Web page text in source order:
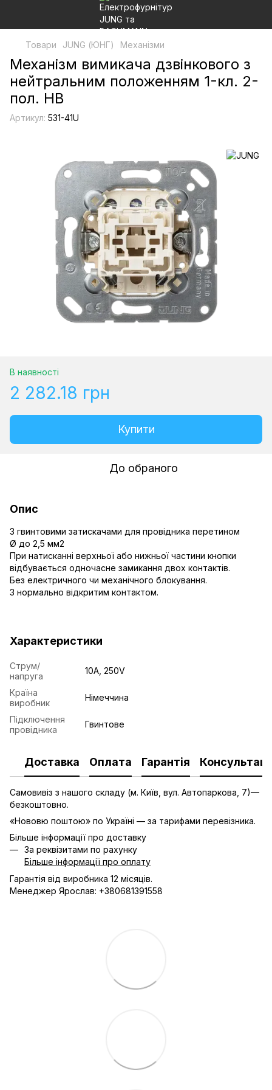
Товари JUNG (ЮНГ) Механізми
Механізм вимикача дзвінкового з
нейтральним положенням 1-кл. 2-
пол. НВ
Артикул: 531-41U
В наявності
2 282.18 грн
Купити
До обраного
Опис
З гвинтовими затискачами для провідника перетином
Ø до 2,5 мм2
При натисканні верхньої або нижньої частини кнопки
відбувається одночасне замикання двох контактів.
Без електричного чи механічного блокування.
З нормально відкритим контактом.
Характеристики
Струм/
напруга
10А, 250V
Країна
виробник
Німеччина
Підключення
провідника
Гвинтове
Доставка Оплата Гарантія
Самовивіз з нашого складу (м. Київ, вул. Автопаркова, 7)—
безкоштовно.
«Нововю поштою» по Україні — за тарифами перевізника.
Більше інформації про доставку
За реквізитами по рахунку
Більше інформації про оплату
Гарантія від виробника 12 місяців.
Менеджер Ярослав: +380681391558